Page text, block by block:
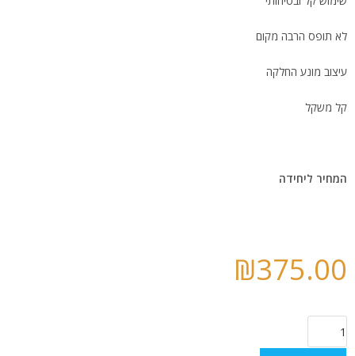
לא תופס הרבה מקום
עיצוב מונע החלקה
קל משקל
המחיר ליחידה
₪375.00